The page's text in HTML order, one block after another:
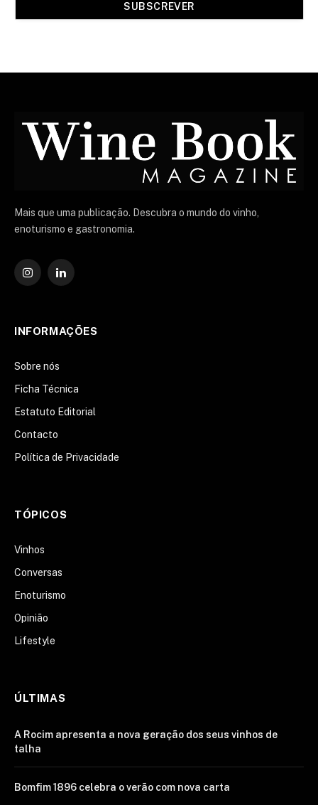
Mais que uma publicação. Descubra o mundo do vinho,
enoturismo e gastronomia.
Instagram
O
INFORMAÇÕES
Sobre nós
Ficha Técnica
Estatuto Editorial
Contacto
Política de Privacidade
TÓPICOS
Vinhos
Conversas
Enoturismo
Opinião
Lifestyle
ÚLTIMAS
A Rocim apresenta a nova geração dos seus vinhos de
talha
Bomfim 1896 celebra o verão com nova carta